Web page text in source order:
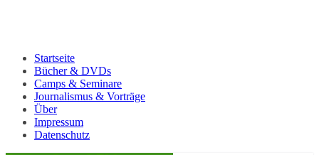
Startseite
Bücher & DVDs
Camps & Seminare
Journalismus & Vorträge
Über
Impressum
Datenschutz